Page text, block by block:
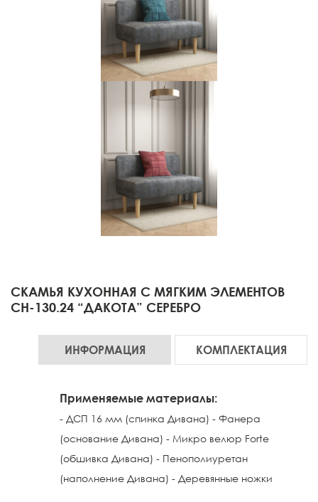
СКАМЬЯ КУХОННАЯ С МЯГКИМ ЭЛЕМЕНТОВ
СН-130.24 “ДАКОТА” СЕРЕБРО
ИНФОРМАЦИЯ КОМПЛЕКТАЦИЯ
Применяемые материалы:
- ДСП 16 мм (спинка Дивана) - Фанера
(основание Дивана) - Микро велюр Forte
(обшивка Дивана) - Пенополиуретан
(наполнение Дивана) - Деревянные ножки